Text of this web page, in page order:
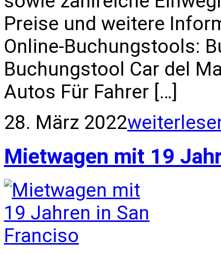
Preise und weitere
Online-Buchungstools:
Buchungstool Car del
Autos Für Fahrer […]
28. März 2022
Mietwagen mit 19